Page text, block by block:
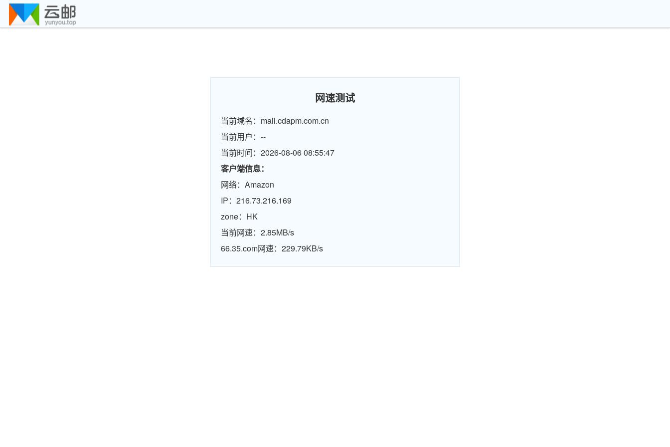
网速测试
当前域名：mail.cdapm.com.cn
当前用户：--
当前时间：2026-08-06 08:55:47
客户端信息：
网络：Amazon
IP：216.73.216.169
zone：HK
当前网速：2.85MB/s
66.35.com网速：229.79KB/s